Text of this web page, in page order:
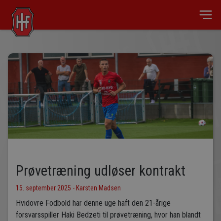
Prøvetræning udløser kontrakt
15. september 2025 - Karsten Madsen
Hvidovre Fodbold har denne uge haft den 21-årige
forsvarsspiller Haki Bedzeti til prøvetræning, hvor han blandt